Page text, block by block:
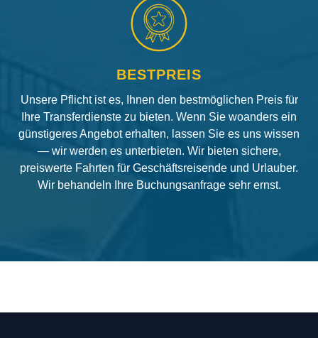
BESTPREIS
Unsere Pflicht ist es, Ihnen den bestmöglichen Preis für
Ihre Transferdienste zu bieten. Wenn Sie woanders ein
günstigeres Angebot erhalten, lassen Sie es uns wissen
— wir werden es unterbieten. Wir bieten sichere,
preiswerte Fahrten für Geschäftsreisende und Urlauber.
Wir behandeln Ihre Buchungsanfrage sehr ernst.